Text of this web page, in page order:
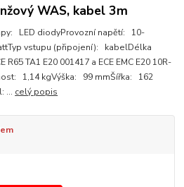
WAS, kabel 3m
LED diodyProvozní napětí: 10-
vstupu (připojení): kabelDélka
TA1 E20 001417 a ECE EMC E20 10R-
1,14 kgVýška: 99 mmŠířka: 162
... celý popis